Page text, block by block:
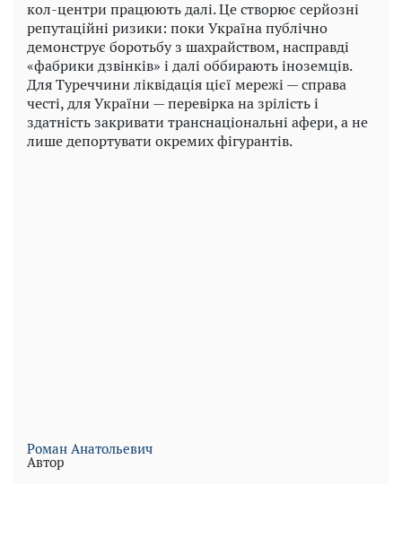
кол-центри працюють далі. Це створює серйозні
репутаційні ризики: поки Україна публічно
демонструє боротьбу з шахрайством, насправді
«фабрики дзвінків» і далі оббирають іноземців.
Для Туреччини ліквідація цієї мережі — справа
честі, для України — перевірка на зрілість і
здатність закривати транснаціональні афери, а не
лише депортувати окремих фігурантів.
Роман Анатольевич
Автор